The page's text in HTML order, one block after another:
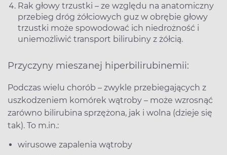
Rak głowy trzustki – ze względu na anatomiczny
przebieg dróg żółciowych guz w obrębie głowy
trzustki może spowodować ich niedrożność i
uniemożliwić transport bilirubiny z żółcią.
Przyczyny mieszanej hiperbilirubinemii:
Podczas wielu chorób – zwykle przebiegających z
uszkodzeniem komórek wątroby – może wzrosnąć
zarówno bilirubina sprzężona, jak i wolna (dzieje się
tak). To m.in.:
wirusowe zapalenia wątroby